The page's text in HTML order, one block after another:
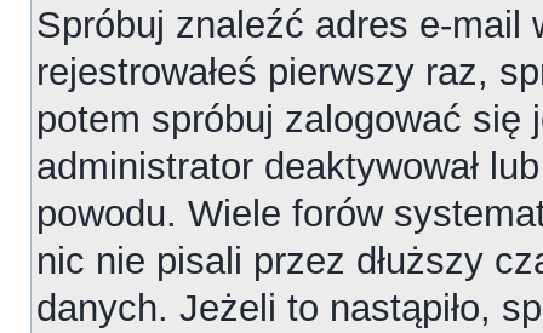
Spróbuj znaleźć adres e-mail
rejestrowałeś pierwszy raz,
potem spróbuj zalogować
administrator deaktywował
powodu. Wiele forów
nic nie pisali przez dłuższy
danych. Jeżeli to nastąpiło,